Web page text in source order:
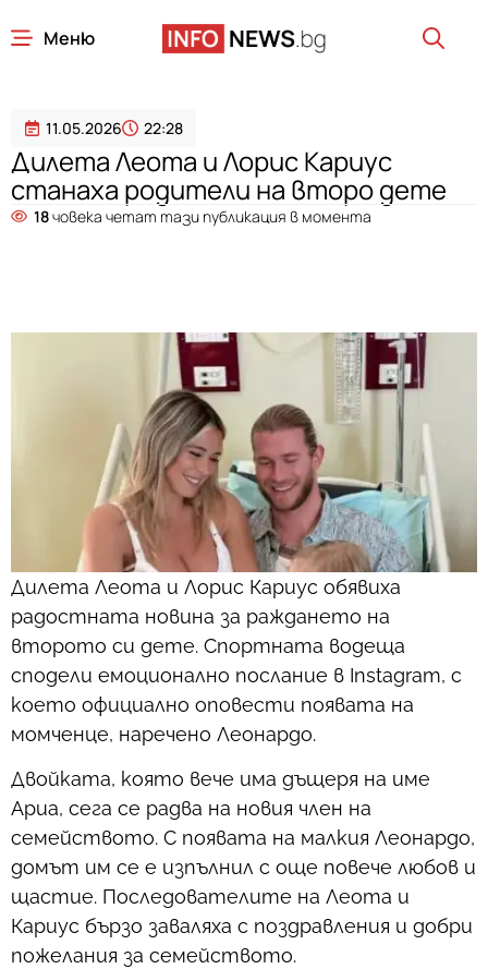
Меню
11.05.2026 22:28
Дилета Леота и Лорис Кариус
станаха родители на второ дете
18човека четат тази публикация в момента
Дилета Леота и Лорис Кариус обявиха
радостната новина за раждането на
второто си дете. Спортната водеща
сподели емоционално послание в Instagram, с
което официално оповести появата на
момченце, наречено Леонардо.
Двойката, която вече има дъщеря на име
Ариа, сега се радва на новия член на
семейството. С появата на малкия Леонардо,
домът им се е изпълнил с още повече любов и
щастие. Последователите на Леота и
Кариус бързо заваляха с поздравления и добри
пожелания за семейството.